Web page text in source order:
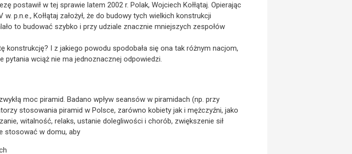
postawił w tej sprawie latem 2002 r. Polak, Wojciech Kołłątaj. Opierając
p.n.e., Kołłątaj założył, że do budowy tych wielkich konstrukcji
to budować szybko i przy udziale znacznie mniejszych zespołów
konstrukcję? I z jakiego powodu spodobała się ona tak różnym nacjom,
wciąż nie ma jednoznacznej odpowiedzi.
moc piramid. Badano wpływ seansów w piramidach (np. przy
stosowania piramid w Polsce, zarówno kobiety jak i mężczyźni, jako
witalność, relaks, ustanie dolegliwości i chorób, zwiększenie sił
stosować w domu, aby